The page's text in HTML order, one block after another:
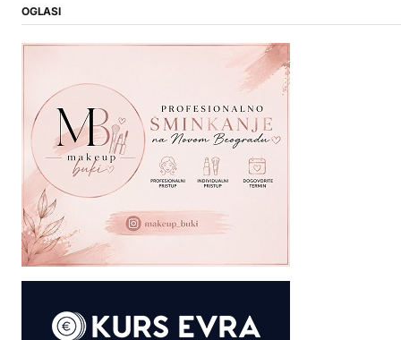
OGLASI